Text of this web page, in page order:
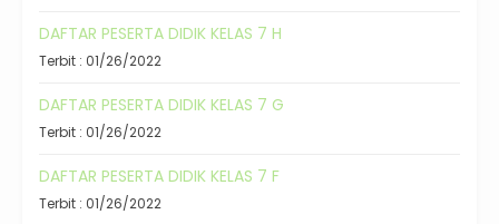
DAFTAR PESERTA DIDIK KELAS 7 H
Terbit : 01/26/2022
DAFTAR PESERTA DIDIK KELAS 7 G
Terbit : 01/26/2022
DAFTAR PESERTA DIDIK KELAS 7 F
Terbit : 01/26/2022